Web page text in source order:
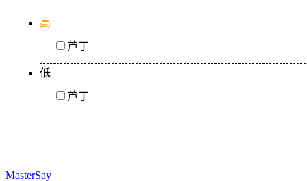
高
芦丁
低
芦丁
MasterSay